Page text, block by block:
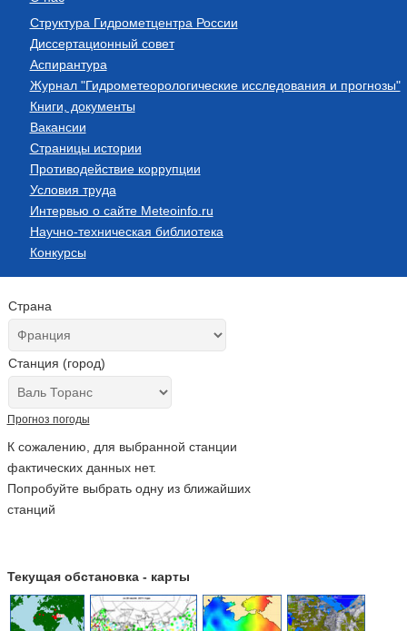
Структура Гидрометцентра России
Диссертационный совет
Аспирантура
Журнал "Гидрометеорологические исследования и прогнозы"
Книги, документы
Вакансии
Страницы истории
Противодействие коррупции
Условия труда
Интервью о сайте Meteoinfo.ru
Научно-техническая библиотека
Конкурсы
Страна
Станция (город)
Прогноз погоды
К сожалению, для выбранной станции
фактических данных нет.
Попробуйте выбрать одну из ближайших
станций
Текущая обстановка - карты